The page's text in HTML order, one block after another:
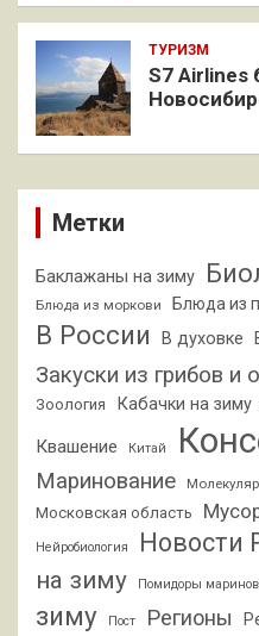
ТУРИЗМ
S7 Airlines
Метки
Баклажаны на зиму
Блюда из моркови Блюда из
В России В духовке
Закуски из грибов и
Зоология Кабачки на зиму
Квашение Китай
Маринование
Московская область
Нейробиология Новости
на зиму
Помидоры
зиму
Пост Регионы